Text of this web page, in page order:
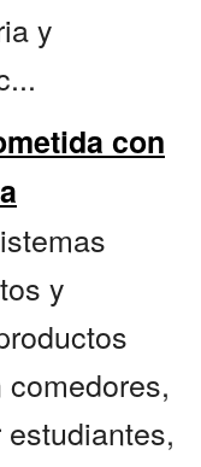
y
con
y